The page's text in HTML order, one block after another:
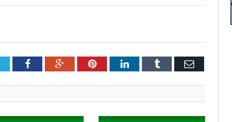
FacebookGoogle+PinterestLinkedInTumblr Email